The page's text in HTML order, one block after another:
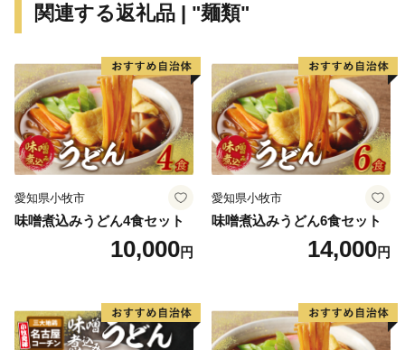
関連する返礼品 | "麺類"
愛知県小牧市
味噌煮込みうどん4食セット
10,000円
愛知県小牧市
味噌煮込みうどん6食セット
14,000円